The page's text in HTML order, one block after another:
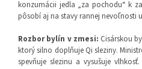
konzumácii jedla „za pochodu“ k
pôsobí aj na stavy rannej nevoľnosti
Rozbor bylín v zmesi: Cisárskou
ktorý silno doplňuje Qi sleziny.
spevňuje slezinu a vysušuje